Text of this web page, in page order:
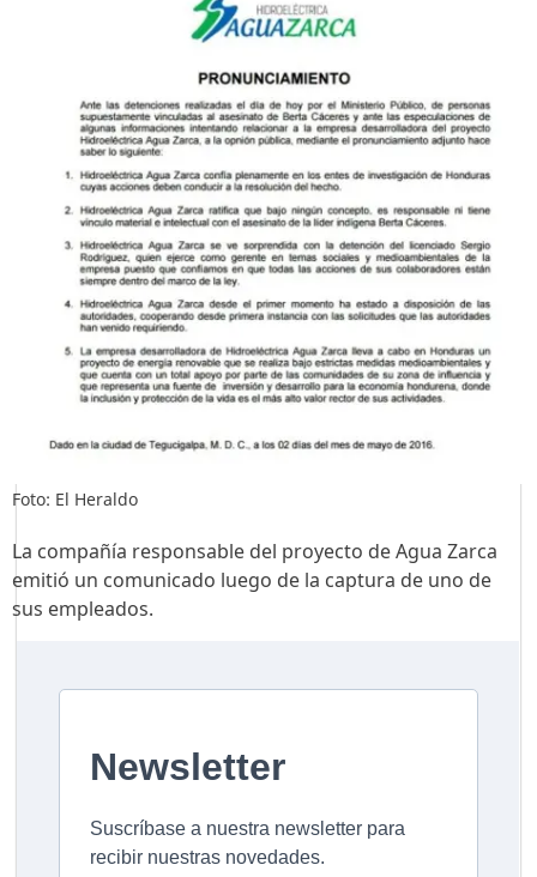
Foto: El Heraldo
La compañía responsable del proyecto de Agua Zarca
emitió un comunicado luego de la captura de uno de
sus empleados.